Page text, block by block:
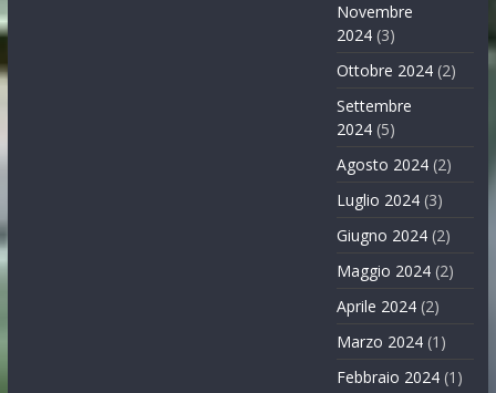
Novembre
2024 (3)
Ottobre 2024 (2)
Settembre
2024 (5)
Agosto 2024 (2)
Luglio 2024 (3)
Giugno 2024 (2)
Maggio 2024 (2)
Aprile 2024 (2)
Marzo 2024 (1)
Febbraio 2024 (1)